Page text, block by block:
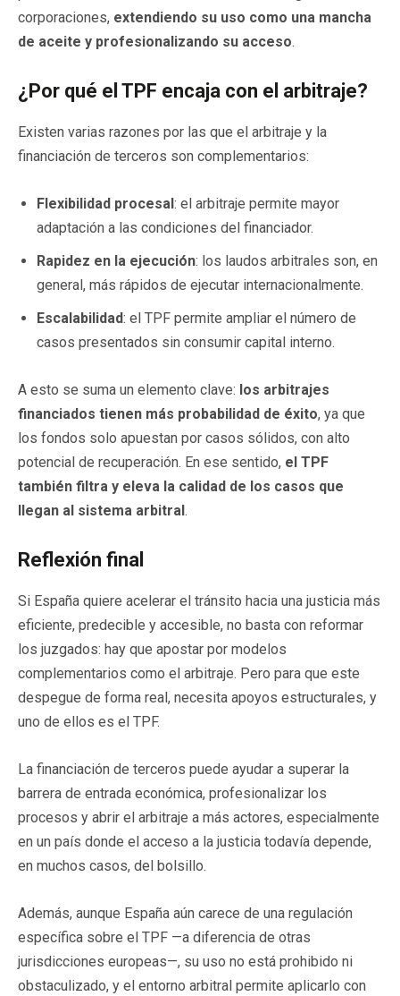
corporaciones, extendiendo su uso como una mancha
de aceite y profesionalizando su acceso.
¿Por qué el TPF encaja con el arbitraje?
Existen varias razones por las que el arbitraje y la
financiación de terceros son complementarios:
Flexibilidad procesal: el arbitraje permite mayor
adaptación a las condiciones del financiador.
Rapidez en la ejecución: los laudos arbitrales son, en
general, más rápidos de ejecutar internacionalmente.
Escalabilidad: el TPF permite ampliar el número de
casos presentados sin consumir capital interno.
A esto se suma un elemento clave: los arbitrajes
financiados tienen más probabilidad de éxito, ya que
los fondos solo apuestan por casos sólidos, con alto
potencial de recuperación. En ese sentido, el TPF
también filtra y eleva la calidad de los casos que
llegan al sistema arbitral.
Reflexión final
Si España quiere acelerar el tránsito hacia una justicia más
eficiente, predecible y accesible, no basta con reformar
los juzgados: hay que apostar por modelos
complementarios como el arbitraje. Pero para que este
despegue de forma real, necesita apoyos estructurales, y
uno de ellos es el TPF.
La financiación de terceros puede ayudar a superar la
barrera de entrada económica, profesionalizar los
procesos y abrir el arbitraje a más actores, especialmente
en un país donde el acceso a la justicia todavía depende,
en muchos casos, del bolsillo.
Además, aunque España aún carece de una regulación
específica sobre el TPF —a diferencia de otras
jurisdicciones europeas—, su uso no está prohibido ni
obstaculizado, y el entorno arbitral permite aplicarlo con